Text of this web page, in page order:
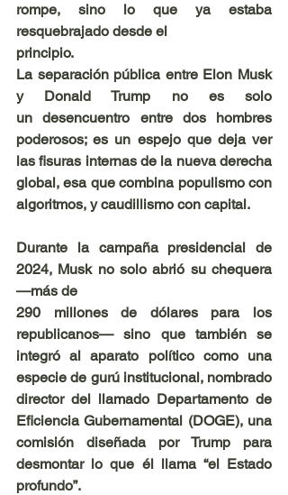
rompe, sino lo que ya estaba
resquebrajado desde el
principio.
La separación pública entre Elon Musk
y Donald Trump no es solo
un desencuentro entre dos hombres
poderosos; es un espejo que deja ver
las fisuras internas de la nueva derecha
global, esa que combina populismo con
algoritmos, y caudillismo con capital.
Durante la campaña presidencial de
2024, Musk no solo abrió su chequera
—más de
290 millones de dólares para los
republicanos— sino que también se
integró al aparato político como una
especie de gurú institucional, nombrado
director del llamado Departamento de
Eficiencia Gubernamental (DOGE), una
comisión diseñada por Trump para
desmontar lo que él llama “el Estado
profundo”.